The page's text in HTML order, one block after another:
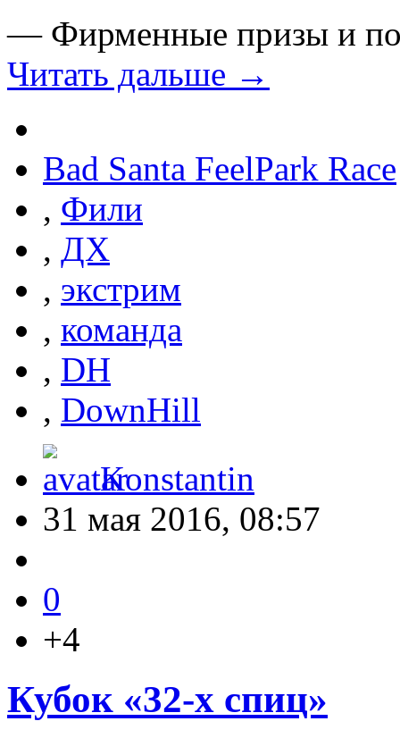
— Фирменные призы и
Читать дальше →
Bad Santa FeelPark Race
, Фили
, ДХ
, экстрим
, команда
, DH
, DownHill
Konstantin
31 мая 2016, 08:57
0
+4
Кубок «32-х спиц»